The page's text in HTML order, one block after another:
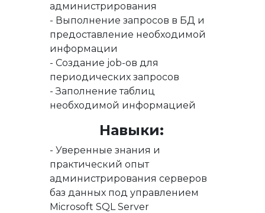
администрирования
- Выполнение запросов в БД и
предоставление необходимой
информации
- Создание job-ов для
периодических запросов
- Заполнение таблиц
необходимой информацией
Навыки:
- Уверенные знания и
практический опыт
администрирования серверов
баз данных под управлением
Microsoft SQL Server